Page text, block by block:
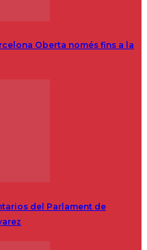
Oberta només fins a la
del Parlament de